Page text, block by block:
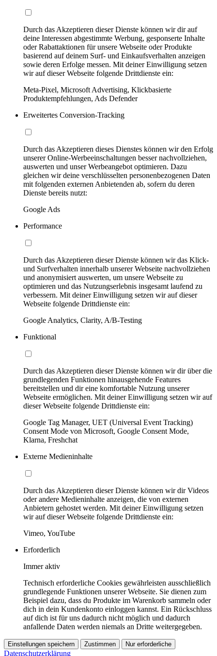
Durch das Akzeptieren dieser Dienste können wir dir auf
deine Interessen abgestimmte Werbung, gesponserte Inhalte
oder Rabattaktionen für unsere Webseite oder Produkte
basierend auf deinem Surf- und Einkaufsverhalten anzeigen
sowie deren Erfolge messen. Mit deiner Einwilligung setzen
wir auf dieser Webseite folgende Drittdienste ein:
Meta-Pixel, Microsoft Advertising, Klickbasierte
Produktempfehlungen, Ads Defender
Erweitertes Conversion-Tracking
Durch das Akzeptieren dieses Dienstes können wir den Erfolg
unserer Online-Werbeeinschaltungen besser nachvollziehen,
auswerten und unser Werbeangebot optimieren. Dazu
gleichen wir deine verschlüsselten personenbezogenen Daten
mit folgenden externen Anbietenden ab, sofern du deren
Dienste bereits nutzt:
Google Ads
Performance
Durch das Akzeptieren dieser Dienste können wir das Klick-
und Surfverhalten innerhalb unserer Webseite nachvollziehen
und anonymisiert auswerten, um unsere Webseite zu
optimieren und das Nutzungserlebnis insgesamt laufend zu
verbessern. Mit deiner Einwilligung setzen wir auf dieser
Webseite folgende Drittdienste ein:
Google Analytics, Clarity, A/B-Testing
Funktional
Durch das Akzeptieren dieser Dienste können wir dir über die
grundlegenden Funktionen hinausgehende Features
bereitstellen und dir eine komfortable Nutzung unserer
Webseite ermöglichen. Mit deiner Einwilligung setzen wir auf
dieser Webseite folgende Drittdienste ein:
Google Tag Manager, UET (Universal Event Tracking)
Consent Mode von Microsoft, Google Consent Mode,
Klarna, Freshchat
Externe Medieninhalte
Durch das Akzeptieren dieser Dienste können wir dir Videos
oder andere Medieninhalte anzeigen, die von externen
Anbietern gehostet werden. Mit deiner Einwilligung setzen
wir auf dieser Webseite folgende Drittdienste ein:
Vimeo, YouTube
Erforderlich
Immer aktiv
Technisch erforderliche Cookies gewährleisten ausschließlich
grundlegende Funktionen unserer Webseite. Sie dienen zum
Beispiel dazu, dass du Produkte im Warenkorb sammeln oder
dich in dein Kundenkonto einloggen kannst. Ein Rückschluss
auf dich ist für uns dadurch nicht möglich und dadurch
anfallende Daten werden niemals an Dritte weitergegeben.
Einstellungen speichern Zustimmen Nur erforderliche
Datenschutzerklärung